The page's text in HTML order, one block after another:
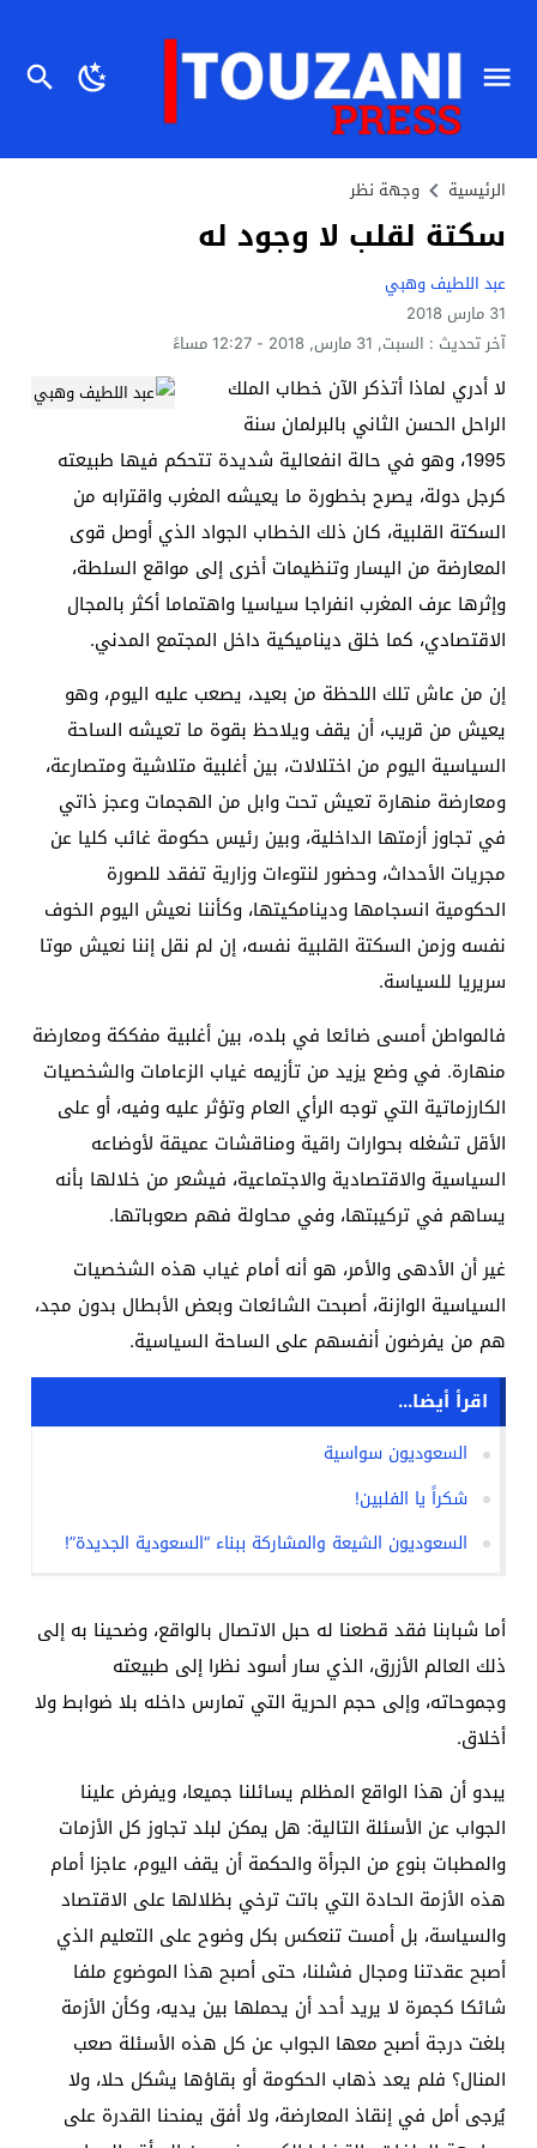
الرئيسية وجهة نظر
سكتة لقلب لا وجود له
عبد اللطيف وهبي
31 مارس 2018
آخر تحديث : السبت, 31 مارس, 2018 - 12:27 مساءً
لا أدري لماذا أتذكر الآن خطاب الملك
الراحل الحسن الثاني بالبرلمان سنة
1995، وهو في حالة انفعالية شديدة تتحكم فيها طبيعته
كرجل دولة، يصرح بخطورة ما يعيشه المغرب واقترابه من
السكتة القلبية، كان ذلك الخطاب الجواد الذي أوصل قوى
المعارضة من اليسار وتنظيمات أخرى إلى مواقع السلطة،
وإثرها عرف المغرب انفراجا سياسيا واهتماما أكثر بالمجال
الاقتصادي، كما خلق ديناميكية داخل المجتمع المدني.
إن من عاش تلك اللحظة من بعيد، يصعب عليه اليوم، وهو
يعيش من قريب، أن يقف ويلاحظ بقوة ما تعيشه الساحة
السياسية اليوم من اختلالات، بين أغلبية متلاشية ومتصارعة،
ومعارضة منهارة تعيش تحت وابل من الهجمات وعجز ذاتي
في تجاوز أزمتها الداخلية، وبين رئيس حكومة غائب كليا عن
مجريات الأحداث، وحضور لنتوءات وزارية تفقد للصورة
الحكومية انسجامها ودينامكيتها، وكأننا نعيش اليوم الخوف
نفسه وزمن السكتة القلبية نفسه، إن لم نقل إننا نعيش موتا
سريريا للسياسة.
فالمواطن أمسى ضائعا في بلده، بين أغلبية مفككة ومعارضة
منهارة. في وضع يزيد من تأزيمه غياب الزعامات والشخصيات
الكارزماتية التي توجه الرأي العام وتؤثر عليه وفيه، أو على
الأقل تشغله بحوارات راقية ومناقشات عميقة لأوضاعه
السياسية والاقتصادية والاجتماعية، فيشعر من خلالها بأنه
يساهم في تركيبتها، وفي محاولة فهم صعوباتها.
غير أن الأدهى والأمر، هو أنه أمام غياب هذه الشخصيات
السياسية الوازنة، أصبحت الشائعات وبعض الأبطال بدون مجد،
هم من يفرضون أنفسهم على الساحة السياسية.
اقرأ أيضا...
السعوديون سواسية
شكراً يا الفلبين!
السعوديون الشيعة والمشاركة ببناء “السعودية الجديدة”!
أما شبابنا فقد قطعنا له حبل الاتصال بالواقع، وضحينا به إلى
ذلك العالم الأزرق، الذي سار أسود نظرا إلى طبيعته
وجموحاته، وإلى حجم الحرية التي تمارس داخله بلا ضوابط ولا
أخلاق.
يبدو أن هذا الواقع المظلم يسائلنا جميعا، ويفرض علينا
الجواب عن الأسئلة التالية: هل يمكن لبلد تجاوز كل الأزمات
والمطبات بنوع من الجرأة والحكمة أن يقف اليوم، عاجزا أمام
هذه الأزمة الحادة التي باتت ترخي بظلالها على الاقتصاد
والسياسة، بل أمست تنعكس بكل وضوح على التعليم الذي
أصبح عقدتنا ومجال فشلنا، حتى أصبح هذا الموضوع ملفا
شائكا كجمرة لا يريد أحد أن يحملها بين يديه، وكأن الأزمة
بلغت درجة أصبح معها الجواب عن كل هذه الأسئلة صعب
المنال؟ فلم يعد ذهاب الحكومة أو بقاؤها يشكل حلا، ولا
يُرجى أمل في إنقاذ المعارضة، ولا أفق يمنحنا القدرة على